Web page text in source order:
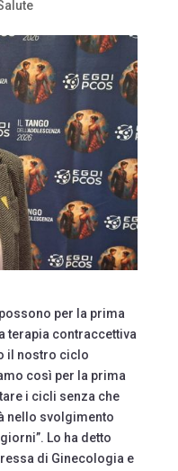
per la prima
terapia contraccettiva
il nostro ciclo
così per la prima
i cicli senza che
nello svolgimento
Lo ha detto
di Ginecologia e